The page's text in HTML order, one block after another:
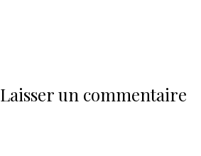
Laisser un commentaire